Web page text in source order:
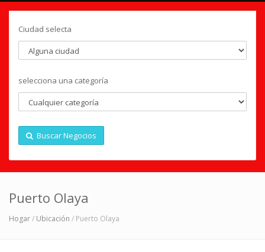
Ciudad selecta
selecciona una categoría
Buscar Negocios
Puerto Olaya
Hogar/ Ubicación / Puerto Olaya